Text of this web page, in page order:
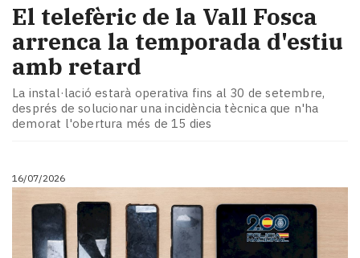
El telefèric de la Vall Fosca
arrenca la temporada d'estiu
amb retard
La instal·lació estarà operativa fins al 30 de setembre,
després de solucionar una incidència tècnica que n'ha
demorat l'obertura més de 15 dies
16/07/2026